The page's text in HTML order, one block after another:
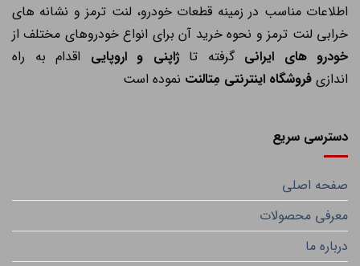
اطلاعات مناسب در زمینه قطعات خودرو، لنت ترمز و نشانه های
خرابی لنت ترمز و نحوه خرید آن برای انواع خودروهای مختلف از
خودرو های ایرانیگرفته تاژاپنی و اروپاییاقدام به راه
اندازیفروشگاه اینترنتی مِتالنتنموده است
دسترسی سریع
صفحه اصلی
معرفی محصولات
درباره ما